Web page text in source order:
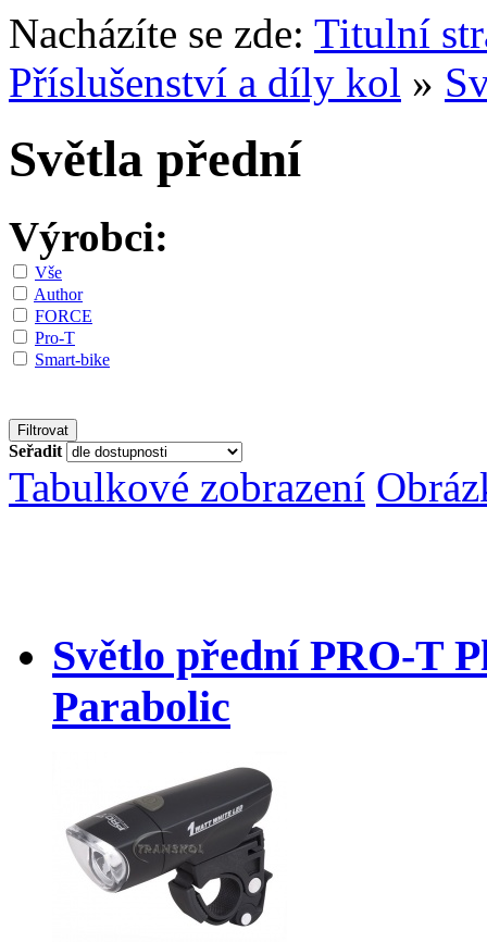
Nacházíte se zde: Titulní
Příslušenství a díly kol »
Světla přední
Výrobci:
Vše
Author
FORCE
Pro-T
Smart-bike
Seřadit
Tabulkové zobrazení
Světlo přední PRO-T
Parabolic